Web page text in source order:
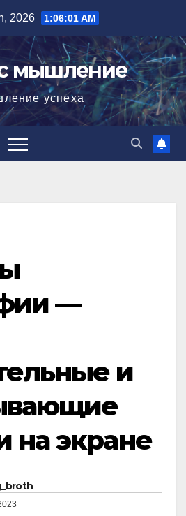
2026 1:06:02 AM
мышление
успеха
—
и
на экране